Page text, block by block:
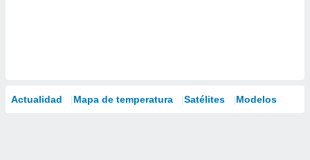
Actualidad Mapa de temperatura Satélites Modelos